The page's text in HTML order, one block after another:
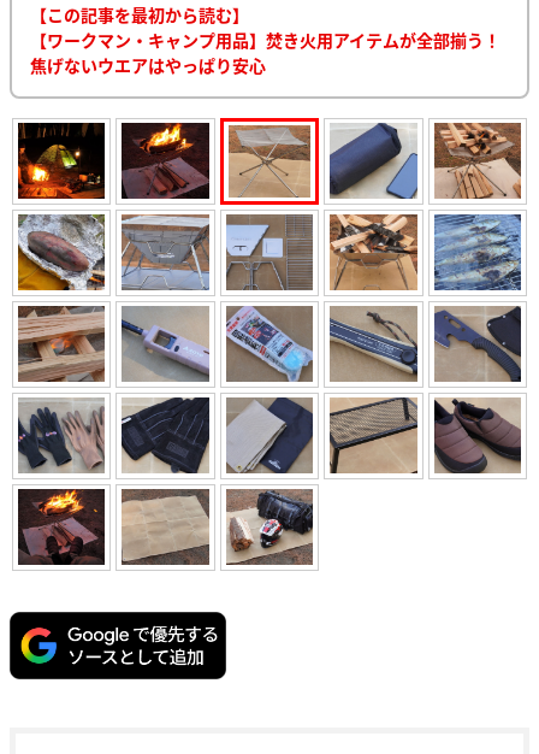
【この記事を最初から読む】
【ワークマン・キャンプ用品】焚き火用アイテムが全部揃う！
焦げないウエアはやっぱり安心